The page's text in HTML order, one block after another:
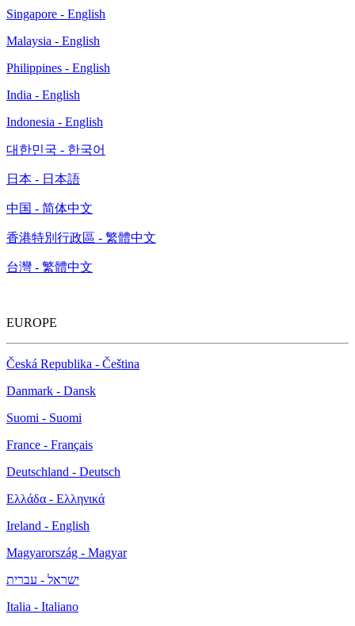
Singapore - English
Malaysia - English
Philippines - English
India - English
Indonesia - English
대한민국 - 한국어
日本 - 日本語
中国 - 简体中文
香港特別行政區 - 繁體中文
台灣 - 繁體中文
EUROPE
Česká Republika - Čeština
Danmark - Dansk
Suomi - Suomi
France - Français
Deutschland - Deutsch
Ελλάδα - Ελληνικά
Ireland - English
Magyarország - Magyar
ישראל - עברית
Italia - Italiano